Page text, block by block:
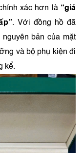
xác hơn là “giá
. Với đồng hồ đã
bản của mặt
và bộ phụ kiện đi
kể.